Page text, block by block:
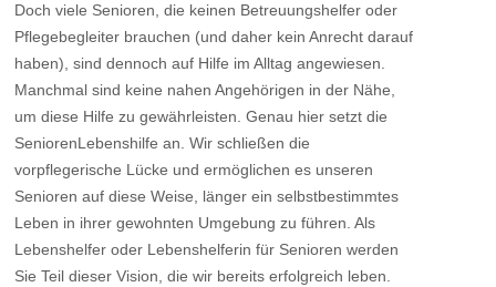
Doch viele Senioren, die keinen Betreuungshelfer oder
Pflegebegleiter brauchen (und daher kein Anrecht darauf
haben), sind dennoch auf Hilfe im Alltag angewiesen.
Manchmal sind keine nahen Angehörigen in der Nähe,
um diese Hilfe zu gewährleisten. Genau hier setzt die
SeniorenLebenshilfe an. Wir schließen die
vorpflegerische Lücke und ermöglichen es unseren
Senioren auf diese Weise, länger ein selbstbestimmtes
Leben in ihrer gewohnten Umgebung zu führen. Als
Lebenshelfer oder Lebenshelferin für Senioren werden
Sie Teil dieser Vision, die wir bereits erfolgreich leben.